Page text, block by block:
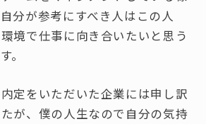
分が参考にすべき人はこの人
境で仕事に向き合いたいと思う
。
定をいただいた企業には申し訳
が、僕の人生なので自分の気持